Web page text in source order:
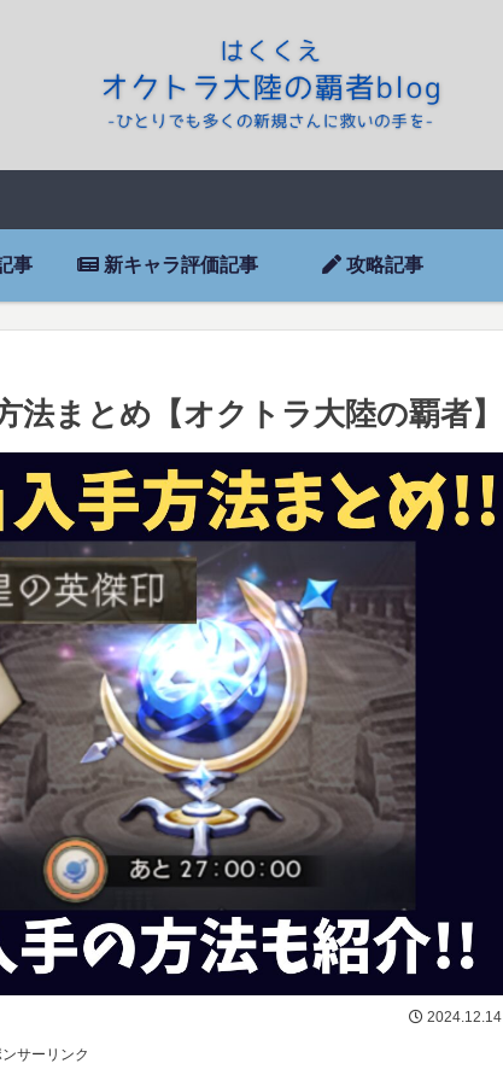
事 新キャラ評価記事 攻略記事
まとめ【オクトラ大陸の覇者】
2024.12.14
サーリンク